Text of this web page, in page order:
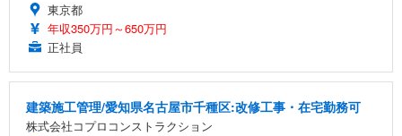
東京都
年収350万円～650万円
正社員
建築施工管理/愛知県名古屋市千種区:改修工事・在宅勤務可
株式会社コプロコンストラクション